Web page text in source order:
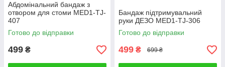
Абдомінальний бандаж з
отвором для стоми MED1-TJ-
407
Готово до відправки
499 ₴
Бандаж підтримувальний
руки ДЕЗО MED1-TJ-306
Готово до відправки
499 ₴ 699 ₴